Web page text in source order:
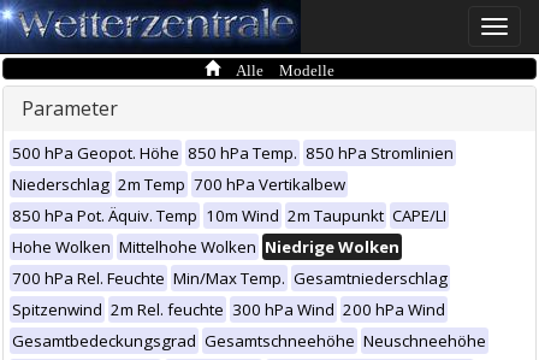
Toggle
Alle Modelle
Parameter
500 hPa Geopot. Höhe 850 hPa Temp. 850 hPa Stromlinien
Niederschlag 2m Temp 700 hPa Vertikalbew
850 hPa Pot. Äquiv. Temp 10m Wind 2m Taupunkt CAPE/LI
Hohe Wolken Mittelhohe Wolken Niedrige Wolken
700 hPa Rel. Feuchte Min/Max Temp. Gesamtniederschlag
Spitzenwind 2m Rel. feuchte 300 hPa Wind 200 hPa Wind
Gesamtbedeckungsgrad Gesamtschneehöhe Neuschneehöhe